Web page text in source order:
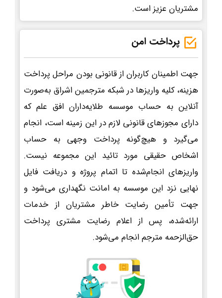
مشتریان عزیز است.
پرداخت امن
جهت اطمینان کاربران از قانونی بودن مراحل پرداخت
هزینه، کلیه واریزها در شبکه مترجمین اشراق به‌صورت
آنلاین به حساب موسسه طلایه‌داران افق علم که
دارای مجوزهای قانونی لازم در این زمینه است، انجام
می‌گیرد و هیچ‌گونه پرداخت وجهی به حساب
اشخاص حقیقی مورد تائید این مجموعه نیست.
واریزهای انجام‌شده تا اتمام پروژه و دریافت فایل
نهایی نزد این موسسه به امانت نگهداری می‌شود و
جهت تأمین رضایت خاطر مشتریان از خدمات
ارائه‌شده، پس از اعلام رضایت مشتری پرداخت
حق‌الزحمه مترجم انجام می‌شود.